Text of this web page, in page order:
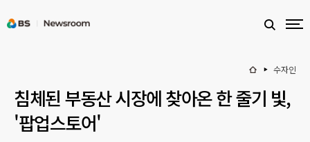
수자인
침체된 부동산 시장에 찾아온 한 줄기 빛,
'팝업스토어'